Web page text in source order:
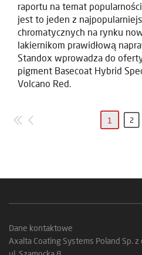
raportu na temat
jest to jeden z
chromatycznych na rynku
lakiernikom prawidłową
Standox wprowadza do
pigment Basecoat Hybrid
Volcano Red.
1 2
Dane kontaktowe
Axalta Coating Systems Poland Sp. z